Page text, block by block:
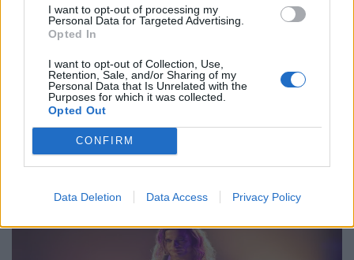
I want to opt-out of processing my
Personal Data for Targeted Advertising.
Opted In
I want to opt-out of Collection, Use,
Retention, Sale, and/or Sharing of my
Personal Data that Is Unrelated with the
Purposes for which it was collected.
Opted Out
CONFIRM
Data Deletion Data Access Privacy Policy
The Night Manager: Πώς η επιτυχία του
BBC οδήγησε (επιτέλους) σε 2η και 3η σεζόν
10.06.26
Δέκα χρόνια μετά την κινηματογραφική μίνι σειρά που
σάρωσε υποψηφιότητες για Emmy, ο Τομ Χίντλστον και οι
δημιουργοί εξηγούν γιατί το "The Night Manager" άργησε να
επιστρέψει, πώς γεννήθηκε η 2η σεζόν